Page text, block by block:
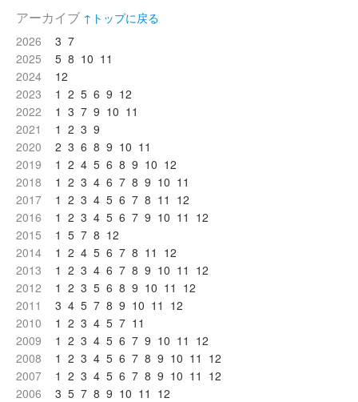
アーカイブ ↑トップに戻る
2026
3 7
2025
5 8 10 11
2024
12
2023
1 2 5 6 9 12
2022
1 3 7 9 10 11
2021
1 2 3 9
2020
2 3 6 8 9 10 11
2019
1 2 4 5 6 8 9 10 12
2018
1 2 3 4 6 7 8 9 10 11
2017
1 2 3 4 5 6 7 8 11 12
2016
1 2 3 4 5 6 7 9 10 11 12
2015
1 5 7 8 12
2014
1 2 4 5 6 7 8 11 12
2013
1 2 3 4 6 7 8 9 10 11 12
2012
1 2 3 5 6 8 9 10 11 12
2011
3 4 5 7 8 9 10 11 12
2010
1 2 3 4 5 7 11
2009
1 2 3 4 5 6 7 9 10 11 12
2008
1 2 3 4 5 6 7 8 9 10 11 12
2007
1 2 3 4 5 6 7 8 9 10 11 12
2006
3 5 7 8 9 10 11 12